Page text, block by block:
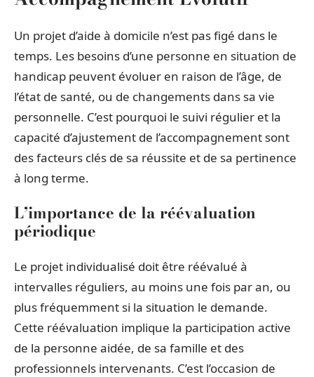
Un projet d’aide à domicile n’est pas figé dans le
temps. Les besoins d’une personne en situation de
handicap peuvent évoluer en raison de l’âge, de
l’état de santé, ou de changements dans sa vie
personnelle. C’est pourquoi le suivi régulier et la
capacité d’ajustement de l’accompagnement sont
des facteurs clés de sa réussite et de sa pertinence
à long terme.
L’importance de la réévaluation
périodique
Le projet individualisé doit être réévalué à
intervalles réguliers, au moins une fois par an, ou
plus fréquemment si la situation le demande.
Cette réévaluation implique la participation active
de la personne aidée, de sa famille et des
professionnels intervenants. C’est l’occasion de